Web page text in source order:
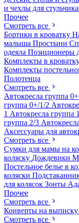
и чехлы для стульчика
Прочее
Смотреть все
Бортики в кроватку
малыша Простыни
одеяла Позиционеры
Комплекты в
Комплекты
Полотенца
Смотреть все
Автокресла группа 0+
группа 0+/1/2
1 Автокресла группа
группа 2/3
Аксессуары для
Смотреть все
Сумки для мамы на
коляску Дождевики
Постельное белье в
коляски
для колясок Зонты
Прочее
Смотреть все
Конверты на выписку
Смотреть все